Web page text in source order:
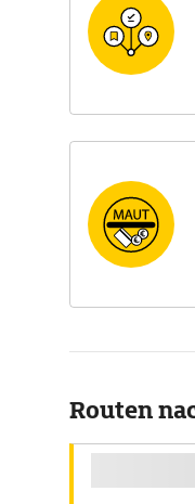
Routen